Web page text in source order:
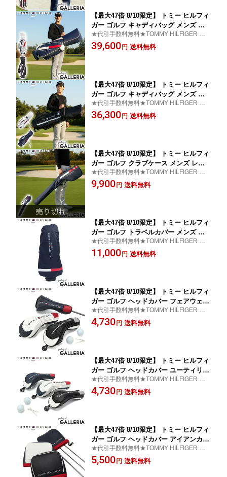
【最大47倍 8/10限定】 トミー ヒルフィ
ガー ゴルフ キャディバッグ メンズ レ
ディース TOMMY HILFIGER GOLF お
しゃれ 9.0型 9型 46インチ 5分割 軽量
★代引手数料無料★TOMMY HILFIGER GO
LF トミー ヒルフィガー キャディバッグ
39,600 円 送料無料
【最大47倍 8/10限定】 トミー ヒルフィ
ガー ゴルフ キャディバッグ メンズ レ
ディース TOMMY HILFIGER GOLF お
しゃれ 9.0型 9型 46インチ 4分割 軽量
★代引手数料無料★TOMMY HILFIGER GO
LF トミー ヒルフィガー キャディバッグ
36,300 円 送料無料
【最大47倍 8/10限定】 トミー ヒルフィ
ガー ゴルフ クラブケース メンズ レデ
ィース 5本 6本 TOMMY HILFIGER GO
LF おしゃれ 46インチ 軽量 5〜6本収納
★代引手数料無料★TOMMY HILFIGER GO
LF トミー ヒルフィガー ゴルフ クラブケー
ス
9,900 円 送料無料
【最大47倍 8/10限定】 トミー ヒルフィ
ガー ゴルフ トラベルカバー メンズ レ
ディース TOMMY HILFIGER GOLF 9.5
型収納可能 おしゃれ 飛行機 ゴルフバッ
★代引手数料無料★TOMMY HILFIGER GO
LF トミー ヒルフィガー トラベルカバー
11,000 円 送料無料
【最大47倍 8/10限定】 トミー ヒルフィ
ガー ゴルフ ヘッドカバー フェアウェイ
TOMMY HILFIGER GOLF ブランド フ
ェアウェイカバー 200cc クラブカバー
★代引手数料無料★TOMMY HILFIGER GO
LF トミー ヒルフィガー ゴルフ ヘッドカバ
ー
4,730 円 送料無料
【最大47倍 8/10限定】 トミー ヒルフィ
ガー ゴルフ ヘッドカバー ユーティリテ
ィ TOMMY HILFIGER GOLF ブランド
ユーティリティーカバー クラブカバー
★代引手数料無料★TOMMY HILFIGER GO
LF トミー ヒルフィガー ゴルフ ヘッドカバ
ー
4,730 円 送料無料
【最大47倍 8/10限定】 トミー ヒルフィ
ガー ゴルフ ヘッドカバー アイアンカバ
ー メンズ レディース TOMMY HILFIGE
R GOLF アイアン アイアン用 マグネッ
★代引手数料無料★TOMMY HILFIGER GO
LF トミー ヒルフィガー ゴルフ ヘッドカバ
ー
5,500 円 送料無料